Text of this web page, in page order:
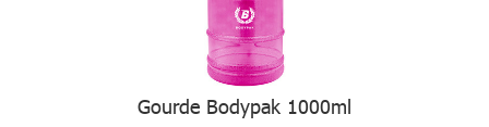
Gourde Bodypak 1000ml